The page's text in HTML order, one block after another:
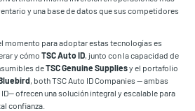
y una base de datos que sus competidores
momento para adoptar estas tecnologías es
y cómo TSC Auto ID , junto con la capacidad de
deTSC Genuine Suppliesy el portafolio
, both TSC Auto ID Companies — ambas
ofrecen una solución integral y escalable para
confianza.